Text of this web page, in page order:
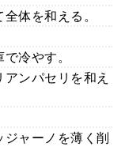
体を和える。
冷やす。
ンパセリを和え
ャーノを薄く削